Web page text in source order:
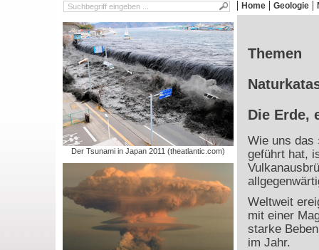
Home Geologie
Der Tsunami in Japan 2011 (theatlantic.com)
Themen
Die Erde,
Wie uns das
geführt hat,
Weltweit
mit einer
starke
im Jahr.